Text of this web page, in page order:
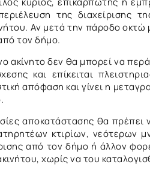
της διαχείρισης
Αν μετά την πάροδο οκτώ
τον δήμο.
ακίνητο δεν θα μπορεί να
και επίκειται
απόφαση και γίνει η
αποκατάστασης θα
κτιρίων,
από τον δήμο ή άλλον
χωρίς να του